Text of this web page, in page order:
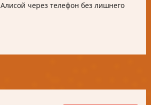
через телефон без лишнего